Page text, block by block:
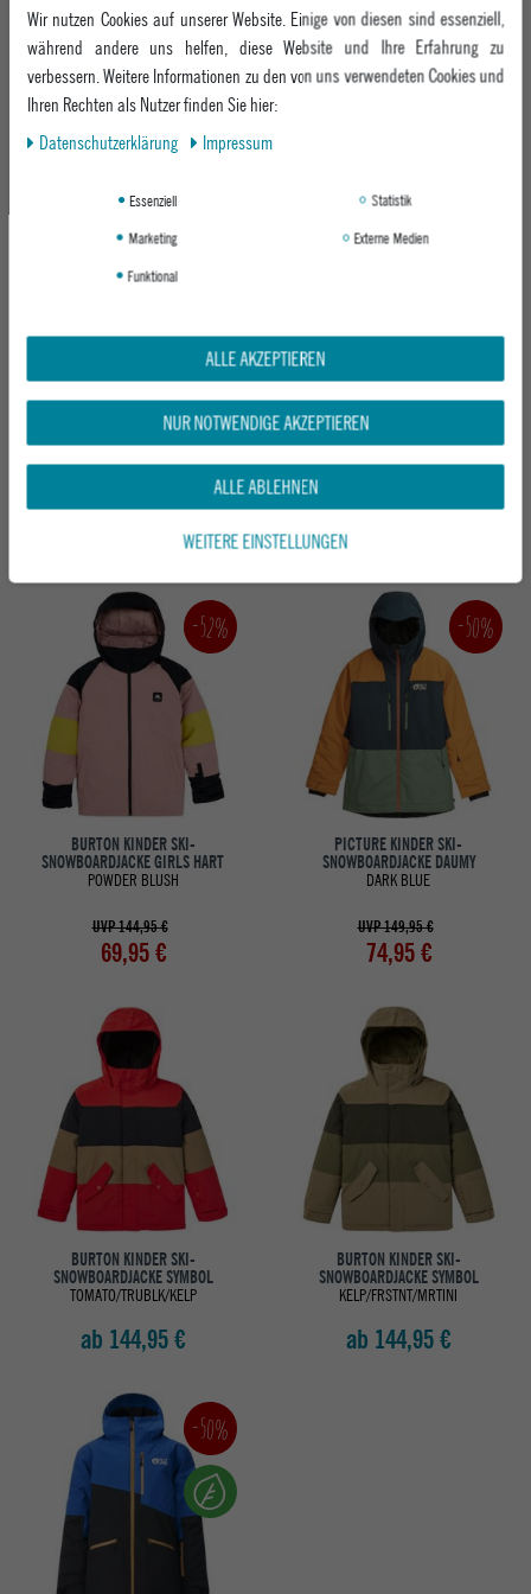
BURTON KINDER SKI-
SNOWBOARDJACKE ASCUTNEY
GLDROD/TRUBLK
UVP 174,95 €
ab 119,95 €
PICTURE KINDER SKI-
SNOWBOARDJACKE COSSMO JKT
B BLACK HONEY CHOCOLATE
PICTURE KINDER SKI-
SNOWBOARDJACKE KAMELYA JKT
B PAISLEY PURPLE SILTGREE
UVP 164,95 €
BURTON KINDER SKI-
SNOWBOARDJACKE COVERT 2.0
TRUBLK/TBCSBK
UVP 164,95 €
-52%
BURTON KINDER SKI-
SNOWBOARDJACKE GIRLS HART
POWDER BLUSH
UVP 144,95 €
69,95 €
-50%
PICTURE KINDER SKI-
SNOWBOARDJACKE DAUMY
DARK BLUE
UVP 149,95 €
74,95 €
BURTON KINDER SKI-
SNOWBOARDJACKE SYMBOL
TOMATO/TRUBLK/KELP
ab 144,95 €
BURTON KINDER SKI-
SNOWBOARDJACKE SYMBOL
KELP/FRSTNT/MRTINI
ab 144,95 €
-50%
Wir nutzen Cookies auf unserer Website. Einige von diesen sind essenziell,
während andere uns helfen, diese Website und Ihre Erfahrung zu
verbessern. Weitere Informationen zu den von uns verwendeten Cookies und
Ihren Rechten als Nutzer finden Sie hier:
Daten­schutz­erklärung
Impressum
Essenziell
Statistik
Marketing
Externe Medien
Funktional
ALLE AKZEPTIEREN
NUR NOTWENDIGE AKZEPTIEREN
ALLE ABLEHNEN
WEITERE EINSTELLUNGEN